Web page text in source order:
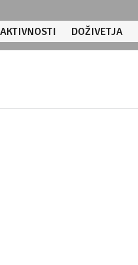
AKTIVNOSTI DOŽIVETJA